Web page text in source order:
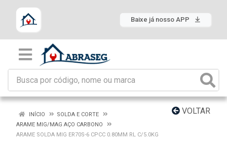
Baixe já nosso APP
VOLTAR
INÍCIO
SOLDA E CORTE
ARAME MIG/MAG AÇO CARBONO
ARAME SOLDA MIG ER70S-6 CPCC 0.80MM RL C/5.0KG